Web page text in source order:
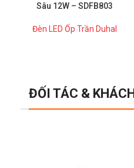
Sâu 12W – SDFB803
Đèn LED Ốp Trần Duhal
ĐỐI TÁC &